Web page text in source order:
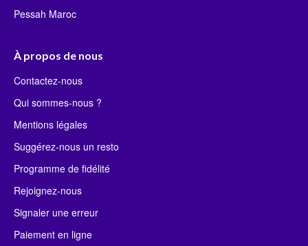
Pessah Maroc
À propos de nous
Contactez-nous
Qui sommes-nous ?
Mentions légales
Suggérez-nous un resto
Programme de fidélité
Rejoignez-nous
Signaler une erreur
Paiement en ligne